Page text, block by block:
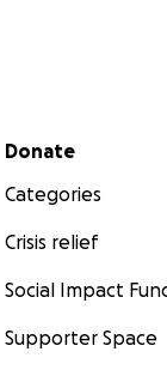
Secondary menu
Donate
Categories
Crisis relief
Social Impact
Supporter Space